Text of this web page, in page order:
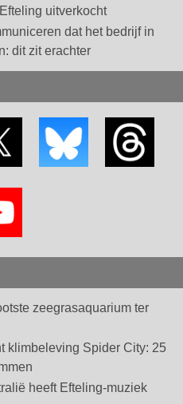
uitverkocht
dat het bedrijf in
dit zit erachter
zeegrasaquarium ter
klimbeleving Spider City: 25
heeft Efteling-muziek